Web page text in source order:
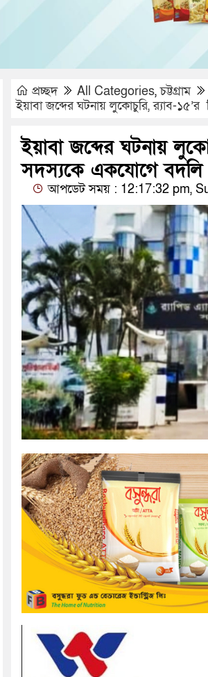
প্রচ্ছদ All Categories,চট্টগ্রাম
ইয়াবা জব্দের ঘটনায় লুকোচুরি, র‌্যাব-
ইয়াবা জব্দের ঘটনায়
সদস্যকে একযোগে বদলি
আপডেট সময় : 12:17:32 pm,